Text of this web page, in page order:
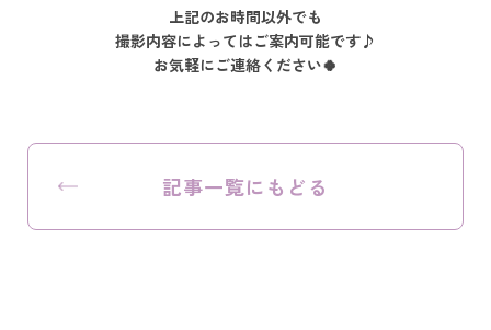
上記のお時間以外でも
撮影内容によってはご案内可能です♪
お気軽にご連絡ください🍀
記事一覧にもどる